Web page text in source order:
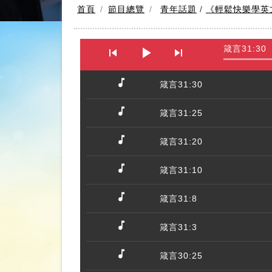
首頁 節目總覽 青年話題 / 《輕鬆快樂學
箴言31:30
箴言31:30
箴言31:25
箴言31:20
箴言31:10
箴言31:8
箴言31:3
箴言30:25